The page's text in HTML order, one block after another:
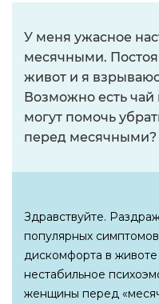
У меня ужасное
месячными.
живот и я
Возможно есть чай
могут помочь
перед месячными?
Здравствуйте.
популярных
дискомфорта в
нестабильное
женщины перед